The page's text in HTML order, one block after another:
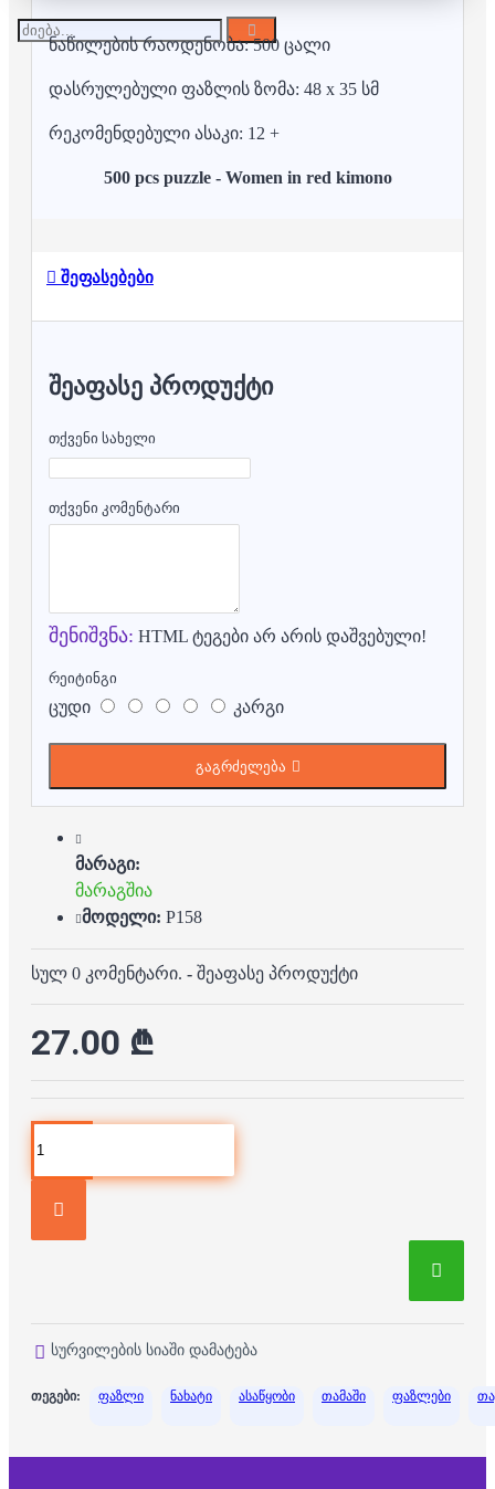
ნაწილების რაოდენობა: 500 ცალი
დასრულებული ფაზლის ზომა: 48 x 35 სმ
რეკომენდებული ასაკი: 12 +
500 pcs puzzle - Women in red kimono
შეფასებები
ᲨᲔᲐᲤᲐᲡᲔ ᲞᲠᲝᲓᲣᲥᲢᲘ
თქვენი სახელი
თქვენი კომენტარი
შენიშვნა: HTML ტეგები არ არის დაშვებული!
რეიტინგი
ცუდი კარგი
გაგრძელება
მარაგი:
მარაგშია
მოდელი: P158
სულ 0 კომენტარი. - შეაფასე პროდუქტი
27.00 ₾
სურვილების სიაში დამატება
თეგები: ფაზლი ნახატი ასაწყობი თამაში ფაზლები